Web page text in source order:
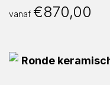
vanaf €870,00